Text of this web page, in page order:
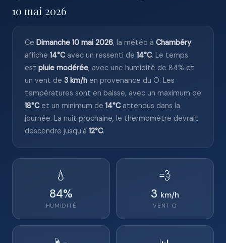
10 mai 2026
Ce Dimanche 10 mai 2026, la météo à Chambéry
affiche 14°Cavec un ressenti de 14°C. Le temps
est pluie modérée, avec une humidité de 84% et
un vent de 3 km/h en provenance du O. Les
températures sont en baisse, avec un maximum de
18°Cet un minimum de 14°Cattendus dans la
journée. La nuit prochaine, le thermomètre devrait
descendre jusqu'à 12°C.
💧
84%
HUMIDITÉ
💨
3 km/h
VENT O